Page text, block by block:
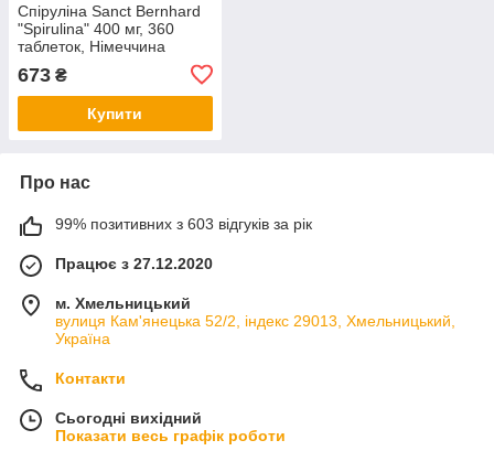
Спіруліна Sanct Bernhard
"Spirulina" 400 мг, 360
таблеток, Німеччина
673 ₴
Купити
Про нас
99% позитивних з 603 відгуків за рік
Працює з 27.12.2020
м. Хмельницький
вулиця Кам'янецька 52/2, індекс 29013, Хмельницький,
Україна
Контакти
Сьогодні вихідний
Показати весь графік роботи